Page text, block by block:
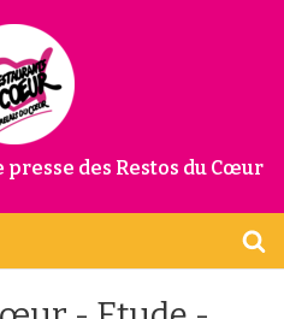
presse des Restos du Cœur